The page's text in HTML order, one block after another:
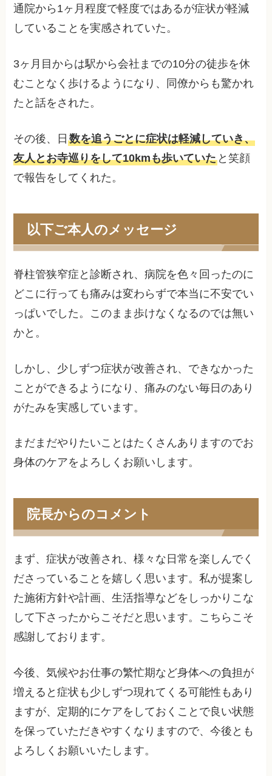
通院から1ヶ月程度で軽度ではあるが症状が軽減
していることを実感されていた。
3ヶ月目からは駅から会社までの10分の徒歩を休
むことなく歩けるようになり、同僚からも驚かれ
たと話をされた。
その後、日数を追うごとに症状は軽減していき、
友人とお寺巡りをして10kmも歩いていた と笑顔
で報告をしてくれた。
以下ご本人のメッセージ
脊柱管狭窄症と診断され、病院を色々回ったのに
どこに行っても痛みは変わらずで本当に不安でい
っぱいでした。このまま歩けなくなるのでは無い
かと。
しかし、少しずつ症状が改善され、できなかった
ことができるようになり、痛みのない毎日のあり
がたみを実感しています。
まだまだやりたいことはたくさんありますのでお
身体のケアをよろしくお願いします。
院長からのコメント
まず、症状が改善され、様々な日常を楽しんでく
ださっていることを嬉しく思います。私が提案し
た施術方針や計画、生活指導などをしっかりこな
して下さったからこそだと思います。こちらこそ
感謝しております。
今後、気候やお仕事の繁忙期など身体への負担が
増えると症状も少しずつ現れてくる可能性もあり
ますが、定期的にケアをしておくことで良い状態
を保っていただきやすくなりますので、今後とも
よろしくお願いいたします。